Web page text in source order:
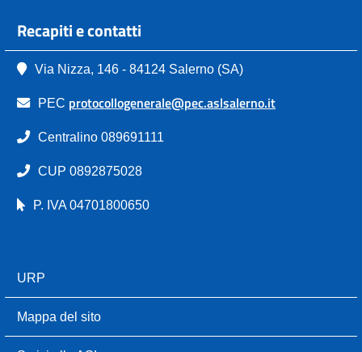
Recapiti e contatti
Via Nizza, 146 - 84124 Salerno (SA)
PEC protocollogenerale@pec.aslsalerno.it
Centralino 089691111
CUP 0892875028
P. IVA 04701800650
URP
Mappa del sito